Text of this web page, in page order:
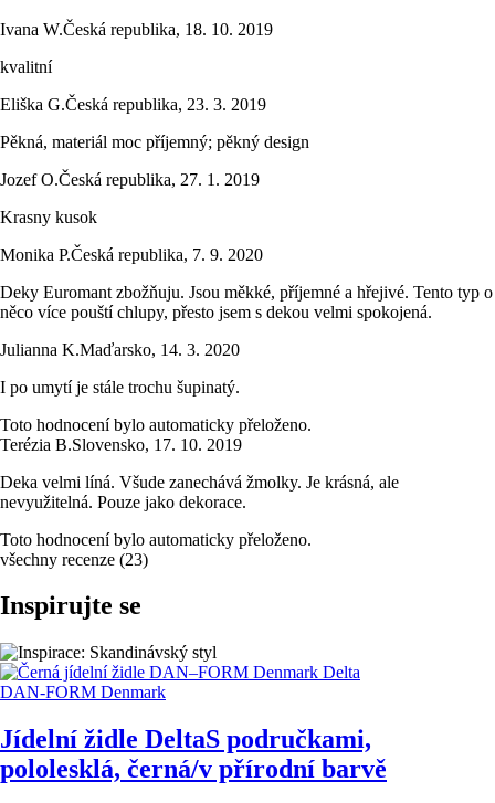
Ivana W.Česká republika, 18. 10. 2019
kvalitní
Eliška G.Česká republika, 23. 3. 2019
Pěkná, materiál moc příjemný; pěkný design
Jozef O.Česká republika, 27. 1. 2019
Krasny kusok
Monika P.Česká republika, 7. 9. 2020
Deky Euromant zbožňuju. Jsou měkké, příjemné a hřejivé. Tento typ o
něco více pouští chlupy, přesto jsem s dekou velmi spokojená.
Julianna K.Maďarsko, 14. 3. 2020
I po umytí je stále trochu šupinatý.
Toto hodnocení bylo automaticky přeloženo.
Terézia B.Slovensko, 17. 10. 2019
Deka velmi líná. Všude zanechává žmolky. Je krásná, ale
nevyužitelná. Pouze jako dekorace.
Toto hodnocení bylo automaticky přeloženo.
všechny recenze (23)
Inspirujte se
DAN-FORM Denmark
Jídelní židle DeltaS područkami,
pololesklá, černá/v přírodní barvě